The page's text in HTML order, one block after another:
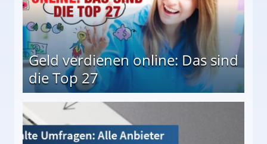
Geld verdienen online: Das sind
die Top 27